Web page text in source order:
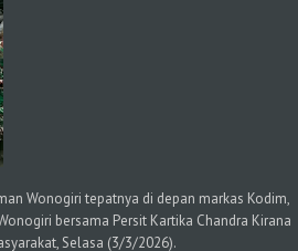
Wonogiri tepatnya di depan markas Kodim,
bersama Persit Kartika Chandra Kirana
Selasa (3/3/2026).